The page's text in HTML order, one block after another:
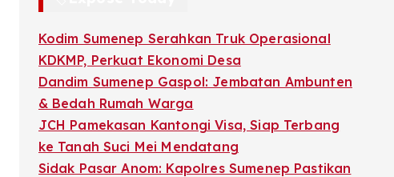
Kodim Sumenep Serahkan Truk Operasional
KDKMP, Perkuat Ekonomi Desa
Dandim Sumenep Gaspol: Jembatan Ambunten
& Bedah Rumah Warga
JCH Pamekasan Kantongi Visa, Siap Terbang
ke Tanah Suci Mei Mendatang
Sidak Pasar Anom: Kapolres Sumenep Pastikan